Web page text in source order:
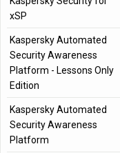
xSP
Kaspersky Automated
Security Awareness
Platform - Lessons Only
Edition
Kaspersky Automated
Security Awareness
Platform